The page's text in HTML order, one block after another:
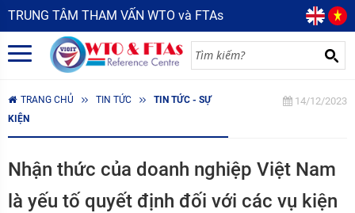
TRUNG TÂM THAM VẤN WTO và FTAs
TRANG CHỦ TIN TỨC
TIN TỨC - SỰ
KIỆN
14/12/2023
Nhận thức của doanh nghiệp Việt Nam
là yếu tố quyết định đối với các vụ kiện